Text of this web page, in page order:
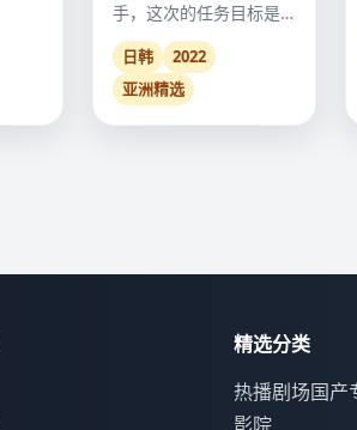
手，这次的任务目标是
保护一辆满载婴儿的乳
母车。
日韩
2022
亚洲精选
精选分类
热播剧场国产